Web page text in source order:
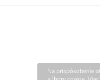
Na prispôsobenie